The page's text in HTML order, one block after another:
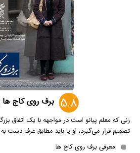
5.8 برف روی کاج ها
زنی که معلم پیانو است در مواجهه با یک اتفاق
تصمیم قرار می‌گیرد، او یا باید مطابق عرف دست
معرفی برف روی کاج ها